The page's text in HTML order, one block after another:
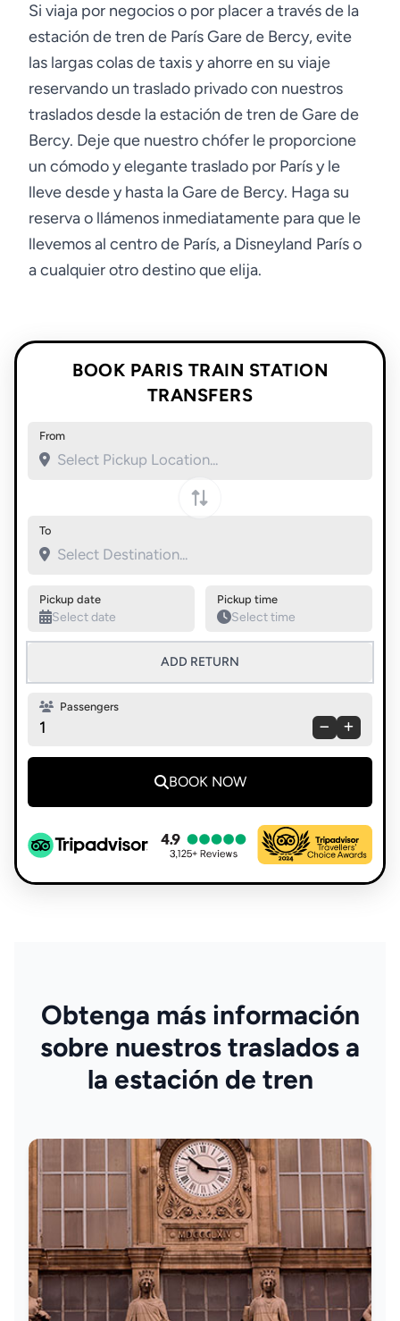
Si viaja por negocios o por placer a través de la
estación de tren de París Gare de Bercy, evite
las largas colas de taxis y ahorre en su viaje
reservando un traslado privado con nuestros
traslados desde la estación de tren de Gare de
Bercy. Deje que nuestro chófer le proporcione
un cómodo y elegante traslado por París y le
lleve desde y hasta la Gare de Bercy. Haga su
reserva o llámenos inmediatamente para que le
llevemos al centro de París, a Disneyland París o
a cualquier otro destino que elija.
BOOK PARIS TRAIN STATION
TRANSFERS
From
Swap pickup and destination
To
Pickup date Pickup time
ADD RETURN
Passengers
1
BOOK NOW
Obtenga más información
sobre nuestros traslados a
la estación de tren